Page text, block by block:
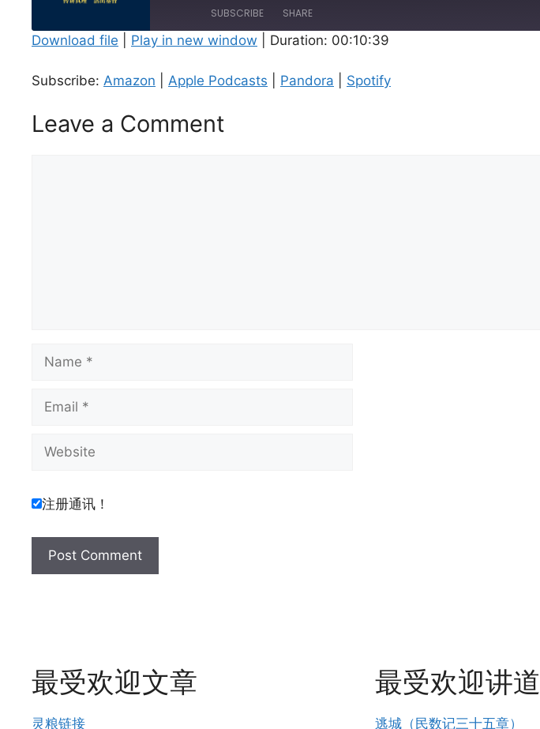
EpisodeSUBSCRIBE SHARE
Spotify
RSS FEED
EMBED
Download file Play in new window Duration: 00:10:39
Subscribe: Amazon Apple Podcasts Pandora Spotify
Leave a Comment
Name
Email
Website
注册通讯！
最受欢迎文章
灵粮链接
最受欢迎讲道
逃城（民数记三十五章）